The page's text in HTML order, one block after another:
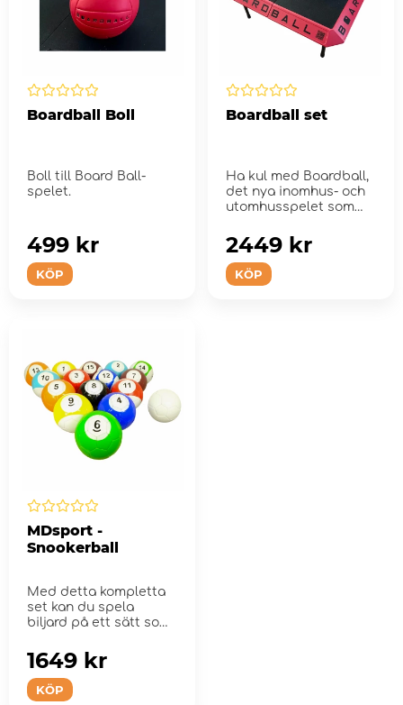
Boardball Boll
Boll till Board Ball-
spelet.
KÖP
499 kr
Boardball set
Ha kul med Boardball,
det nya inomhus- och
utomhusspelet som
och r...
KÖP
2449 kr
MDsport -
Snookerball
Med detta kompletta
set kan du spela
biljard på ett sätt som
KÖP
1649 kr